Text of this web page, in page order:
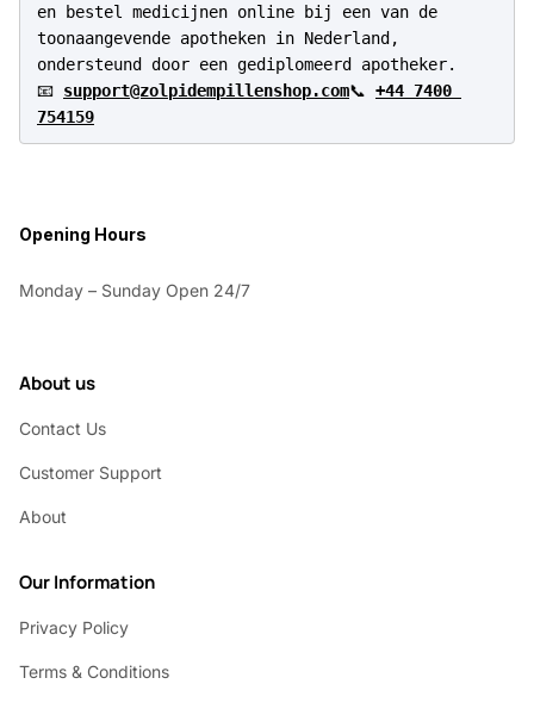
en bestel medicijnen online bij een van de
toonaangevende apotheken in Nederland,
ondersteund door een gediplomeerd apotheker.
📧 support@zolpidempillenshop.com📞 +44 7400
754159
Opening Hours
Monday – Sunday Open 24/7
About us
Contact Us
Customer Support
About
Our Information
Privacy Policy
Terms & Conditions